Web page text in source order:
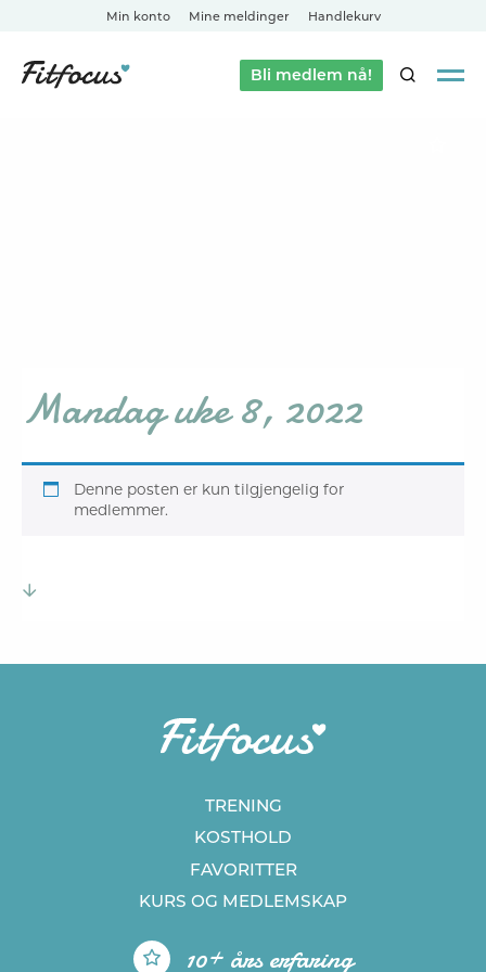
Min konto Mine meldinger Handlekurv
Bli medlem nå!SØK
Mandag uke 8, 2022
Denne posten er kun tilgjengelig for
medlemmer.
TRENING
KOSTHOLD
FAVORITTER
KURS OG MEDLEMSKAP
10+ års erfaring